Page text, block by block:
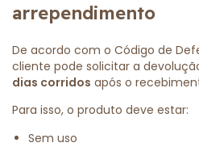
arrependimento
De acordo com o Código de
cliente pode solicitar a
dias corridos após o
Para isso, o produto deve estar:
Sem uso